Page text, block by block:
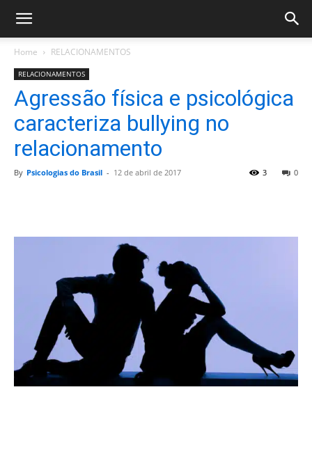
Home RELACIONAMENTOS
RELACIONAMENTOS
Agressão física e psicológica
caracteriza bullying no
relacionamento
By Psicologias do Brasil - 12 de abril de 2017 0
3